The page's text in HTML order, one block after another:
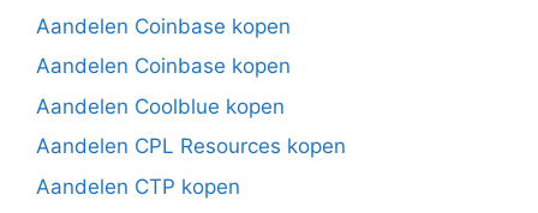
Aandelen Coinbase kopen
Aandelen Coinbase kopen
Aandelen Coolblue kopen
Aandelen CPL Resources kopen
Aandelen CTP kopen